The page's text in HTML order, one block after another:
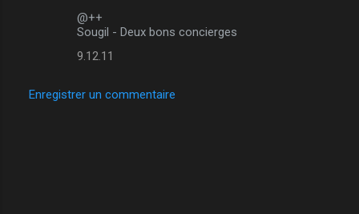
@++
Sougil - Deux bons concierges
9.12.11
Enregistrer un commentaire